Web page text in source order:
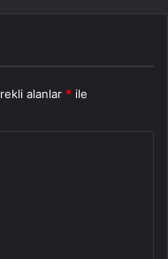
alanlar * ile